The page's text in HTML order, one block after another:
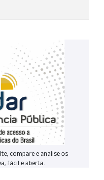
compare e analise os
fácil e aberta.